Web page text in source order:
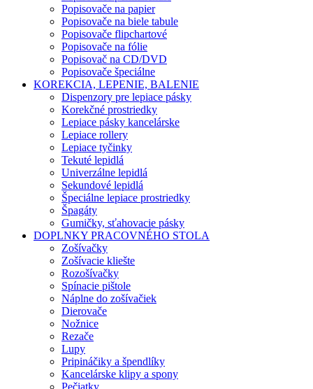
Popisovače na papier
Popisovače na biele tabule
Popisovače flipchartové
Popisovače na fólie
Popisovač na CD/DVD
Popisovače špeciálne
KOREKCIA, LEPENIE, BALENIE
Dispenzory pre lepiace pásky
Korekčné prostriedky
Lepiace pásky kancelárske
Lepiace rollery
Lepiace tyčinky
Tekuté lepidlá
Univerzálne lepidlá
Sekundové lepidlá
Špeciálne lepiace prostriedky
Špagáty
Gumičky, sťahovacie pásky
DOPLNKY PRACOVNÉHO STOLA
Zošívačky
Zošívacie kliešte
Rozošívačky
Spínacie pištole
Náplne do zošívačiek
Dierovače
Nožnice
Rezače
Lupy
Pripináčiky a špendlíky
Kancelárske klipy a spony
Pečiatky